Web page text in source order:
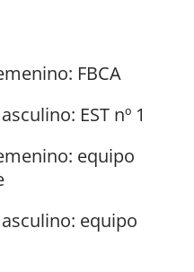
FBCA
EST nº 1
equipo
equipo